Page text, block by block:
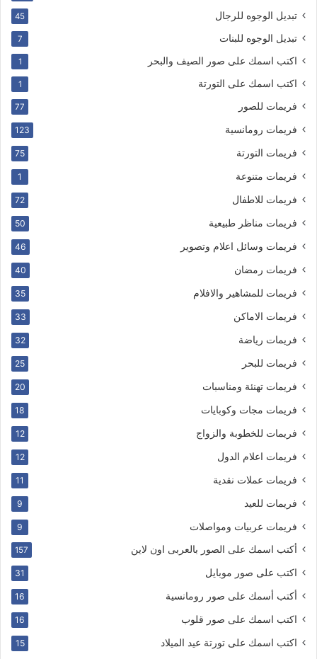
تبديل الوجوه للرجال 45
تبديل الوجوه للبنات 7
اكتب اسمك على صور الصيف والبحر 1
اكتب اسمك على التورتة 1
فريمات للصور 77
فريمات رومانسية 123
فريمات التورتة 75
فريمات متنوعة 1
فريمات للاطفال 72
فريمات مناظر طبيعية 50
فريمات وسائل اعلام وتصوير 46
فريمات رمضان 40
فريمات للمشاهير والافلام 35
فريمات الاماكن 33
فريمات رياضة 32
فريمات للبحر 25
فريمات تهنئة ومناسبات 20
فريمات مجات وكوبايات 18
فريمات للخطوبة والزواج 12
فريمات اعلام الدول 12
فريمات عملات نقدية 11
فريمات للعيد 9
فريمات عربيات ومواصلات 9
أكتب اسمك على الصور بالعربى اون لاين 157
اكتب على صور موبايل 31
أكتب أسمك على صور رومانسية 16
اكتب اسمك على صور قلوب 16
اكتب اسمك على تورتة عيد الميلاد 15